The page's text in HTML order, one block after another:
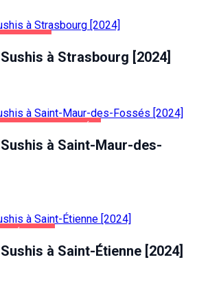
à Strasbourg [2024]
à Saint-Maur-des-
à Saint-Étienne [2024]